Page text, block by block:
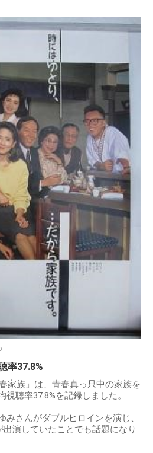
率37.8%
家族」は、青春真っ只中の家族を
聴率37.8%を記録しました。
みさんがダブルヒロインを演じ、
演していたことでも話題になり